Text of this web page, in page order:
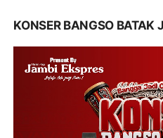
KONSER BANGSO BATAK